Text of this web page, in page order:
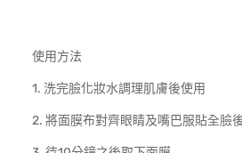
使用方法
1. 洗完臉化妝水調理肌膚後使用
2. 將面膜布對齊眼睛及嘴巴服貼全臉